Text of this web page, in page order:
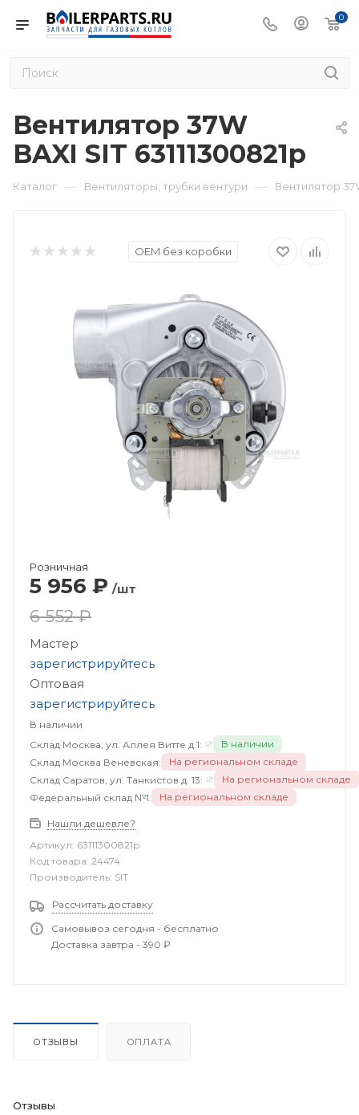
0
Вентилятор 37W
BAXI SIT 63111300821p
Каталог — Вентиляторы, трубки вентури — Вентилятор
OEM без коробки
Розничная
5 956 ₽ /шт
6 552 ₽
Мастер
зарегистрируйтесь
Оптовая
зарегистрируйтесь
В наличии
Склад Москва, ул. Аллея Витте д.1:
В наличии
Склад Москва Веневская:
На региональном складе
Склад Саратов, ул. Танкистов д. 13:
На региональном складе
Федеральный склад №1:
На региональном складе
Нашли дешевле?
Артикул: 63111300821p
Код товара: 24474
Производитель: SIT
Рассчитать доставку
Самовывоз сегодня - бесплатно
Доставка завтра - 390 ₽
ОТЗЫВЫ ОПЛАТА
Отзывы